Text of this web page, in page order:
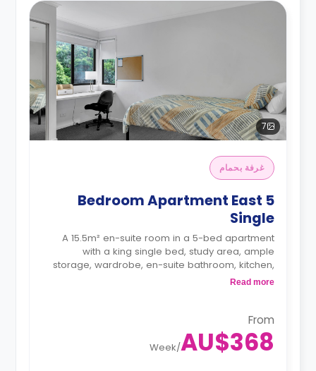
7
غرفة بحمام
5 Bedroom Apartment East
Single
A 15.5m² en-suite room in a 5-bed apartment
with a king single bed, study area, ample
storage, wardrobe, en-suite bathroom, kitchen,
and dining area are shared.
Read more
From
AU$368
/
Week